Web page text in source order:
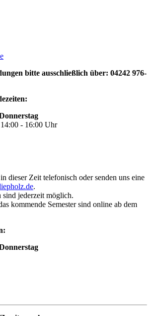
bitte ausschließlich über: 04242 976-
- 16:00 Uhr
dieser Zeit telefonisch oder senden uns eine
.
jederzeit möglich.
kommende Semester sind online ab dem